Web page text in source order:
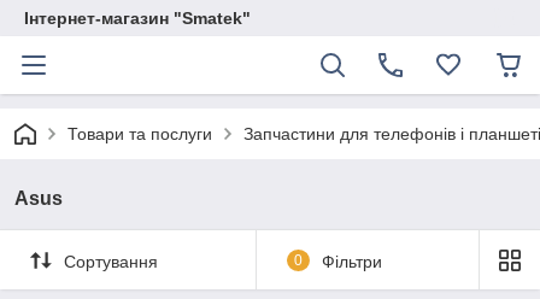
Інтернет-магазин "Smatek"
Товари та послуги Запчастини для телефонів і
Asus
Сортування 0 Фільтри